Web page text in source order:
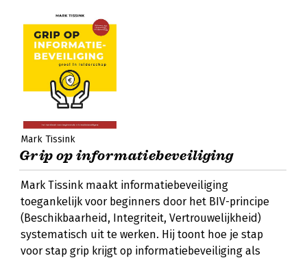
Mark Tissink
Grip op informatiebeveiliging
Mark Tissink maakt informatiebeveiliging
toegankelijk voor beginners door het BIV-principe
(Beschikbaarheid, Integriteit, Vertrouwelijkheid)
systematisch uit te werken. Hij toont hoe je stap
voor stap grip krijgt op informatiebeveiliging als